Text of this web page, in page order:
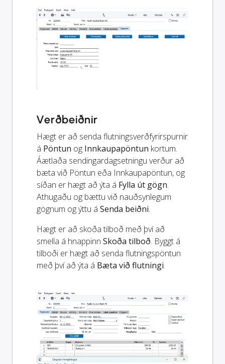
Verðbeiðnir
Hægt er að senda flutningsverðfyrirspurnir
á Pöntun og Innkaupapöntun kortum.
Áætlaða sendingardagsetningu verður að
bæta við Pöntun eða Innkaupapöntun, og
síðan er hægt að ýta á Fylla út gögn.
Athugaðu og bættu við nauðsynlegum
gögnum og ýttu á Senda beiðni.
Hægt er að skoða tilboð með því að
smella á hnappinn Skoða tilboð. Byggt á
tilboði er hægt að senda flutningspöntun
með því að ýta á Bæta við flutningi.